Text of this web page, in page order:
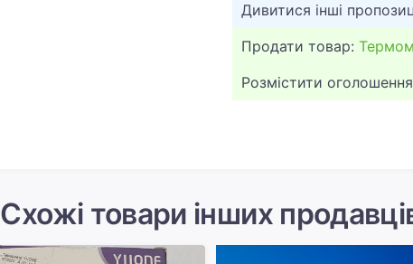
Дивитися інші
Продати товар:
Розмістити
Схожі товари інших